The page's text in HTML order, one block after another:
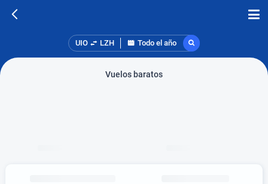
UIO LZH Todo el año
Vuelos baratos